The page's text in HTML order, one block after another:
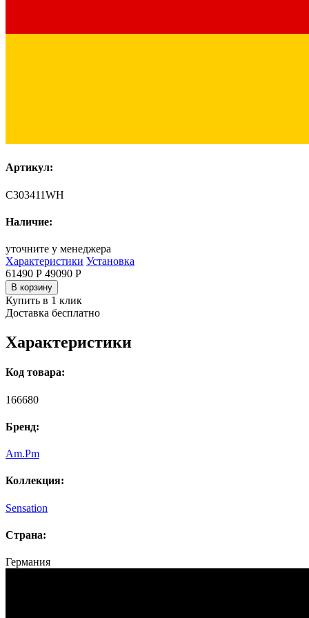
Артикул:
C303411WH
Наличие:
уточните у менеджера
Характеристики Установка
61490 Р 49090 Р
В корзину
Купить в 1 клик
Доставка бесплатно
Характеристики
Код товара:
166680
Бренд:
Am.Pm
Коллекция:
Sensation
Страна:
Германия